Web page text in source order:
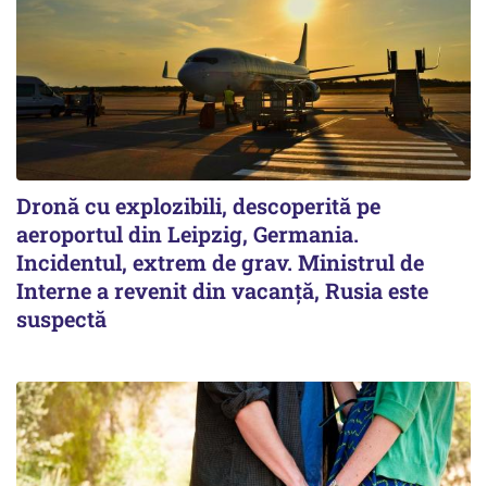
Dronă cu explozibili, descoperită pe
aeroportul din Leipzig, Germania.
Incidentul, extrem de grav. Ministrul de
Interne a revenit din vacanță, Rusia este
suspectă